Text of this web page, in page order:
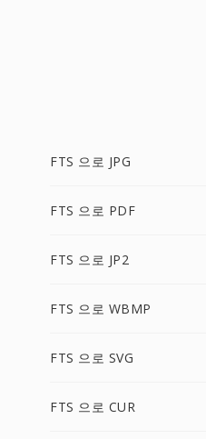
FTS 으로 JPG
FTS 으로 PDF
FTS 으로 JP2
FTS 으로 WBMP
FTS 으로 SVG
FTS 으로 CUR